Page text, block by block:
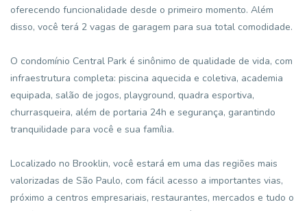
oferecendo funcionalidade desde o primeiro momento. Além
disso, você terá 2 vagas de garagem para sua total comodidade.
O condomínio Central Park é sinônimo de qualidade de vida, com
infraestrutura completa: piscina aquecida e coletiva, academia
equipada, salão de jogos, playground, quadra esportiva,
churrasqueira, além de portaria 24h e segurança, garantindo
tranquilidade para você e sua família.
Localizado no Brooklin, você estará em uma das regiões mais
valorizadas de São Paulo, com fácil acesso a importantes vias,
próximo a centros empresariais, restaurantes, mercados e tudo o